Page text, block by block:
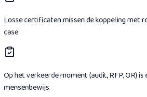
Losse certificaten missen de koppeling met
case.
Op het verkeerde moment (audit, RFP, OR) is
mensenbewijs.